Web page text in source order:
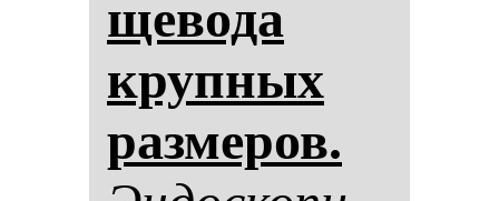
ще­во­да
круп­ных
раз­ме­ров.